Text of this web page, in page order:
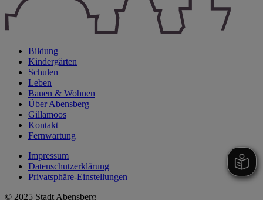
Bildung
Kindergärten
Schulen
Leben
Bauen & Wohnen
Über Abensberg
Gillamoos
Kontakt
Fernwartung
Impressum
Datenschutzerklärung
Privatsphäre-Einstellungen
© 2025 Stadt Abensberg